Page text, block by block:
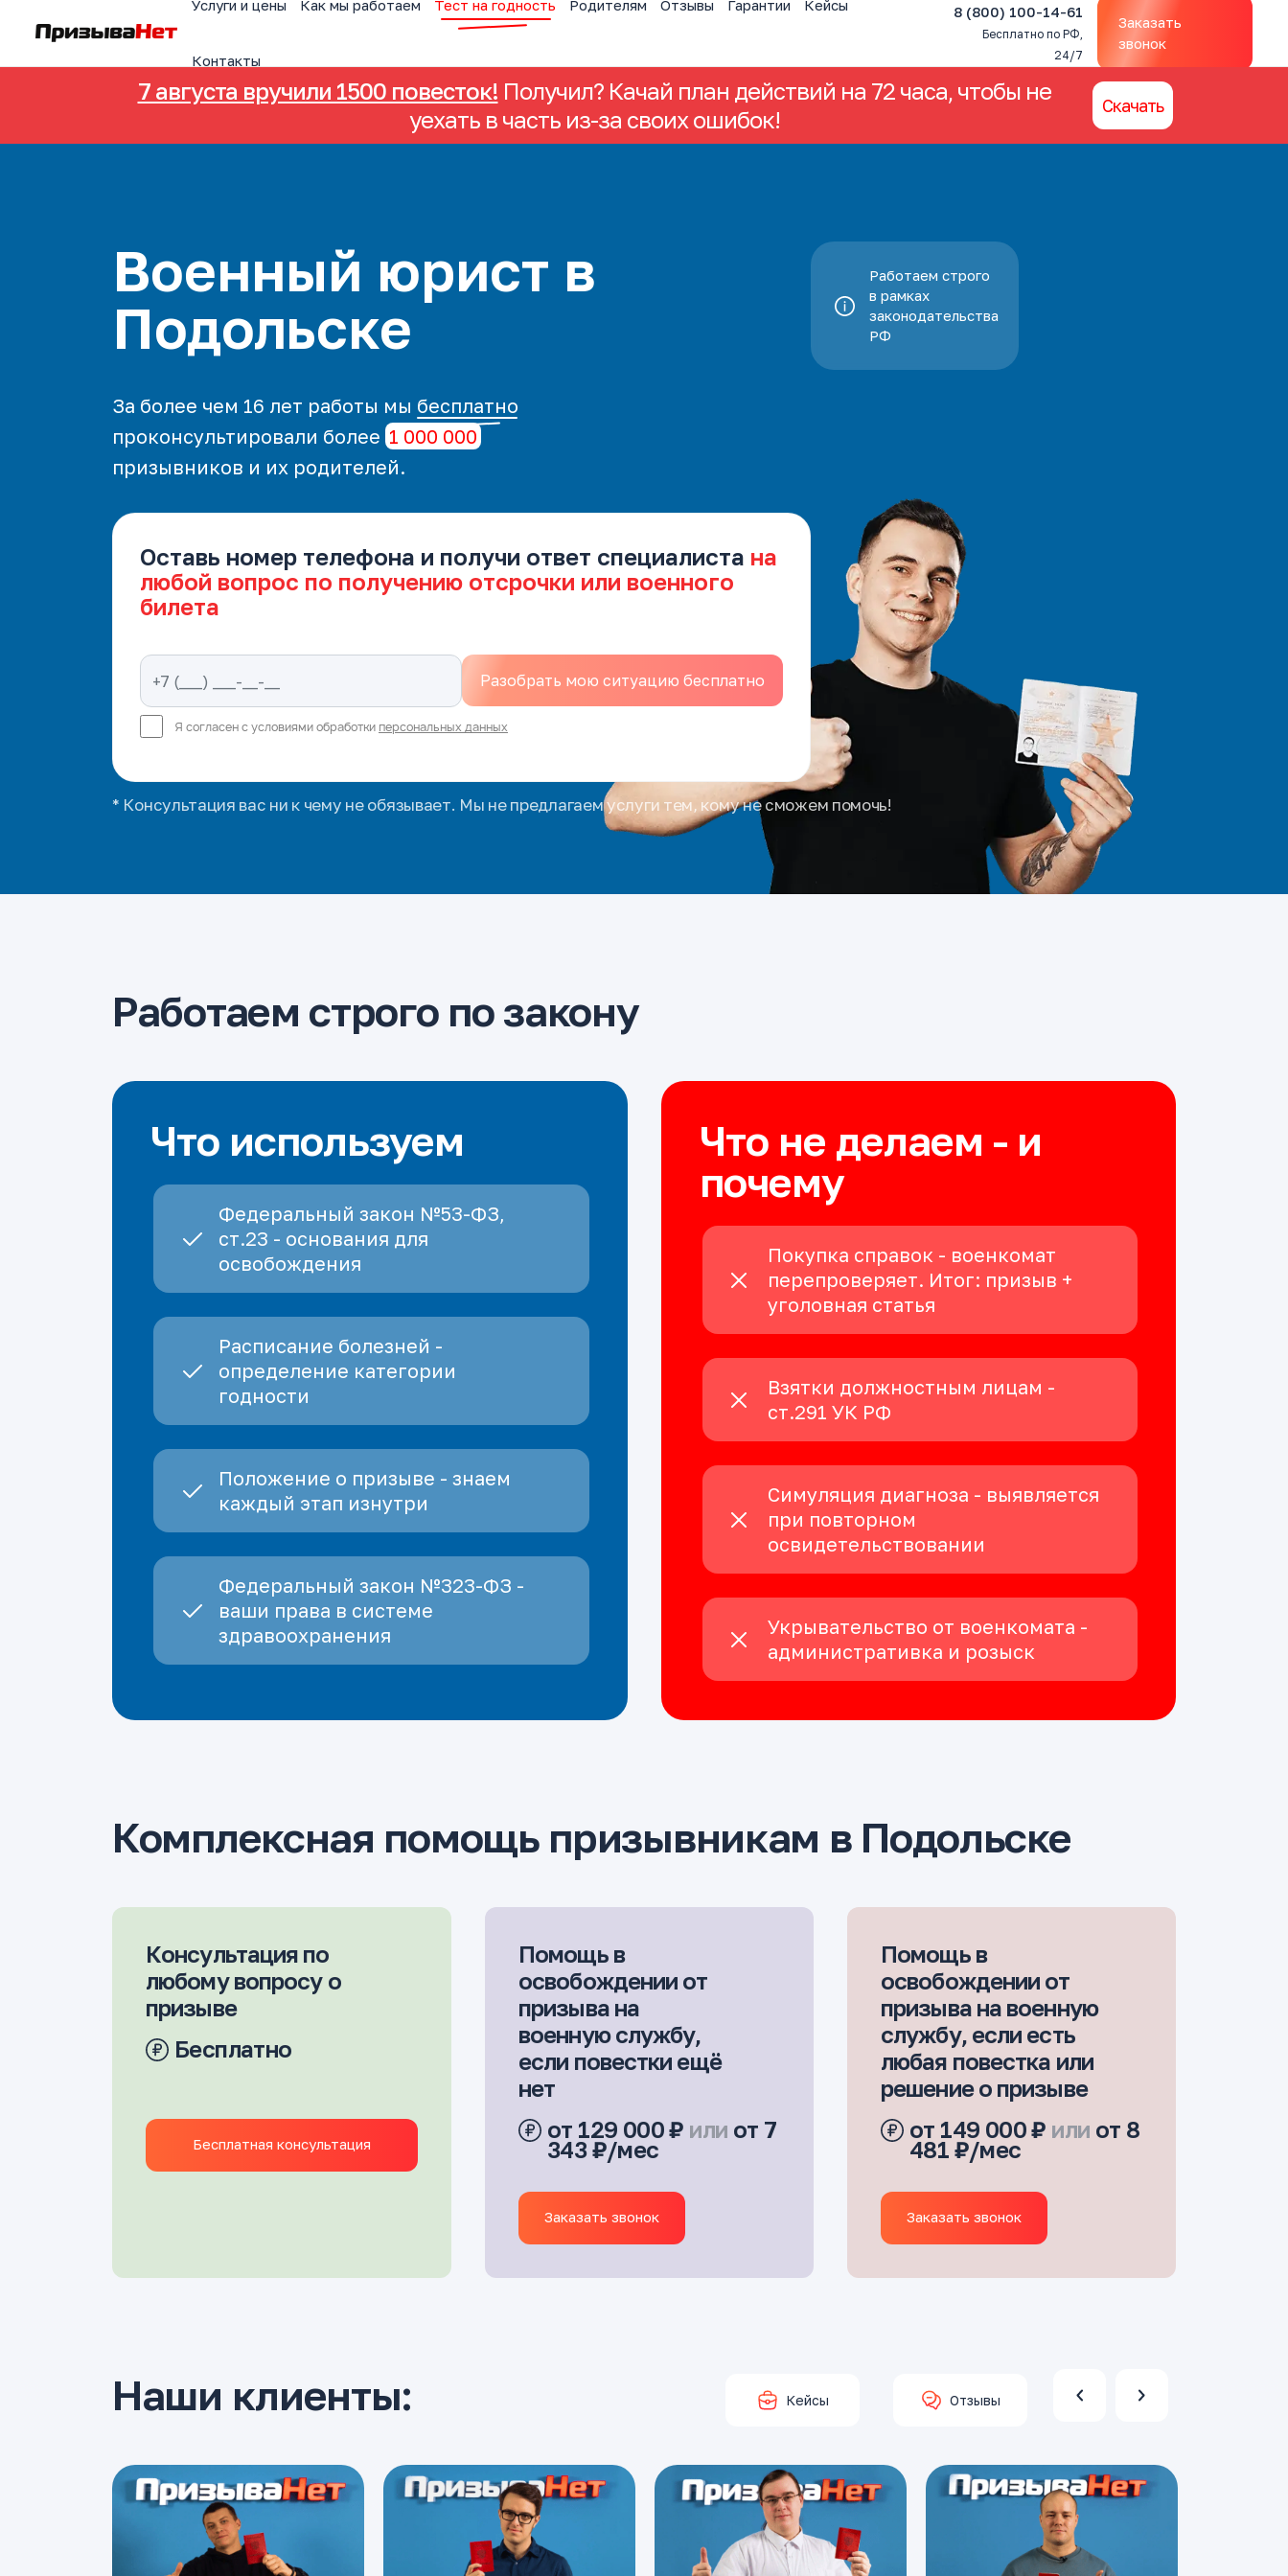
Услуги и цены Как мы работаем Тест на годность Родителям Отзывы Гарантии Кейсы
Контакты
8 (800) 100-14-61
Бесплатно по РФ,
24/7
Заказать
звонок
7 августа вручили 1500 повесток! Получил? Качай план действий на 72 часа, чтобы не
уехать в часть из-за своих ошибок!
Скачать
Военный юрист в
Подольске
За более чем 16 лет работы мы бесплатно
проконсультировали более 1 000 000
призывников и их родителей.
Оставь номер телефона и получи ответ специалиста на
любой вопрос по получению отсрочки или военного
билета
Я согласен с условиями обработки персональных данных
Работаем строго
в рамках
законодательства
РФ
* Консультация вас ни к чему не обязывает. Мы не предлагаем услуги тем, кому не сможем помочь!
Работаем строго по закону
Что используем
Федеральный закон №53-ФЗ,
ст.23 - основания для
освобождения
Расписание болезней -
определение категории
годности
Положение о призыве - знаем
каждый этап изнутри
Федеральный закон №323-ФЗ -
ваши права в системе
здравоохранения
Что не делаем - и
почему
Покупка справок - военкомат
перепроверяет. Итог: призыв +
уголовная статья
Взятки должностным лицам -
ст.291 УК РФ
Симуляция диагноза - выявляется
при повторном
освидетельствовании
Укрывательство от военкомата -
административка и розыск
Комплексная помощь призывникам в Подольске
Консультация по
любому вопросу о
призыве
Бесплатно
Бесплатная консультация
Помощь в
освобождении от
призыва на
военную службу,
если повестки ещё
нет
от 129 000 ₽ или от 7
343 ₽/мес
Заказать звонок
Помощь в
освобождении от
призыва на военную
службу, если есть
любая повестка или
решение о призыве
от 149 000 ₽ или от 8
481 ₽/мес
Заказать звонок
Наши клиенты: Кейсы Отзывы